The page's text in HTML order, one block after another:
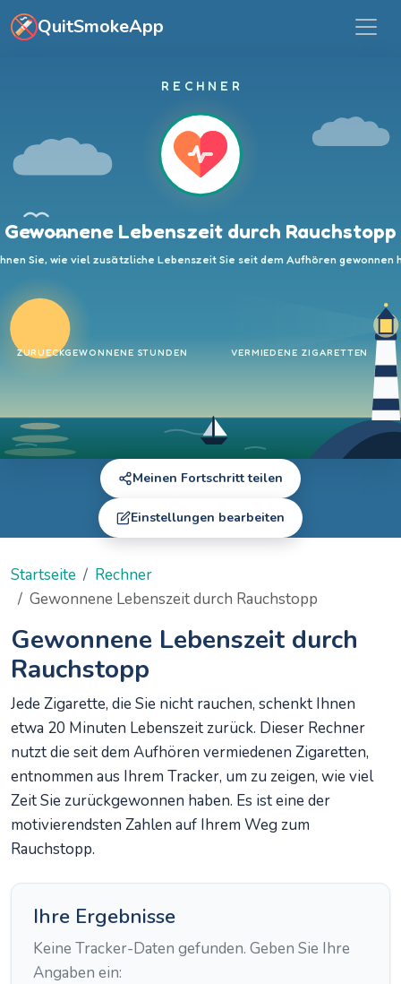
Zum Hauptinhalt springen
QuitSmokeApp
RECHNER
Gewonnene Lebenszeit durch Rauchstopp
Sie, wie viel zusätzliche Lebenszeit Sie seit dem Aufhören gewonnen
ZURUECKGEWONNENE STUNDEN VERMIEDENE ZIGARETTEN
Meinen Fortschritt teilen
Einstellungen bearbeiten
Startseite
Rechner
Gewonnene Lebenszeit durch Rauchstopp
Gewonnene Lebenszeit durch
Rauchstopp
Jede Zigarette, die Sie nicht rauchen, schenkt Ihnen
etwa 20 Minuten Lebenszeit zurück. Dieser Rechner
nutzt die seit dem Aufhören vermiedenen Zigaretten,
entnommen aus Ihrem Tracker, um zu zeigen, wie viel
Zeit Sie zurückgewonnen haben. Es ist eine der
motivierendsten Zahlen auf Ihrem Weg zum
Rauchstopp.
Ihre Ergebnisse
Keine Tracker-Daten gefunden. Geben Sie Ihre
Angaben ein: